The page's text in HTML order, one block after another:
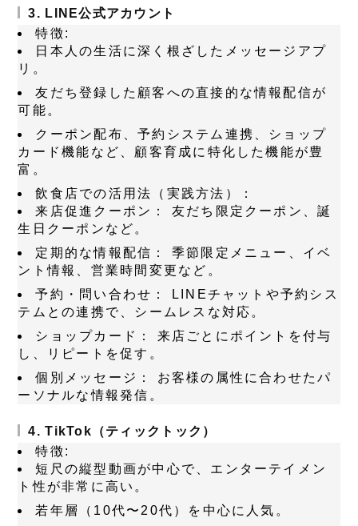
3. LINE公式アカウント
特徴:
日本人の生活に深く根ざしたメッセージアプ
リ。
友だち登録した顧客への直接的な情報配信が
可能。
クーポン配布、予約システム連携、ショップ
カード機能など、顧客育成に特化した機能が豊
富。
飲食店での活用法（実践方法）：
来店促進クーポン：
友だち限定クーポン、誕
生日クーポンなど。
定期的な情報配信：
季節限定メニュー、イベ
ント情報、営業時間変更など。
予約・問い合わせ：
LINEチャットや予約シス
テムとの連携で、シームレスな対応。
ショップカード：
来店ごとにポイントを付与
し、リピートを促す。
個別メッセージ：
お客様の属性に合わせたパ
ーソナルな情報発信。
4. TikTok（ティックトック）
特徴:
短尺の縦型動画が中心で、エンターテイメン
ト性が非常に高い。
若年層（10代〜20代）を中心に人気。